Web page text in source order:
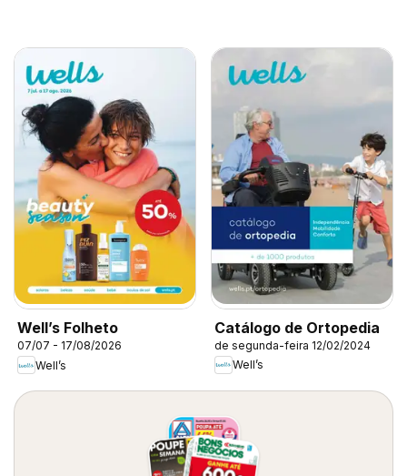
Well’s Folheto
07/07 - 17/08/2026
Well’s
Catálogo de Ortopedia
de segunda-feira 12/02/2024
Well’s